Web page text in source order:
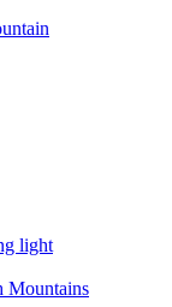
light
Mountains